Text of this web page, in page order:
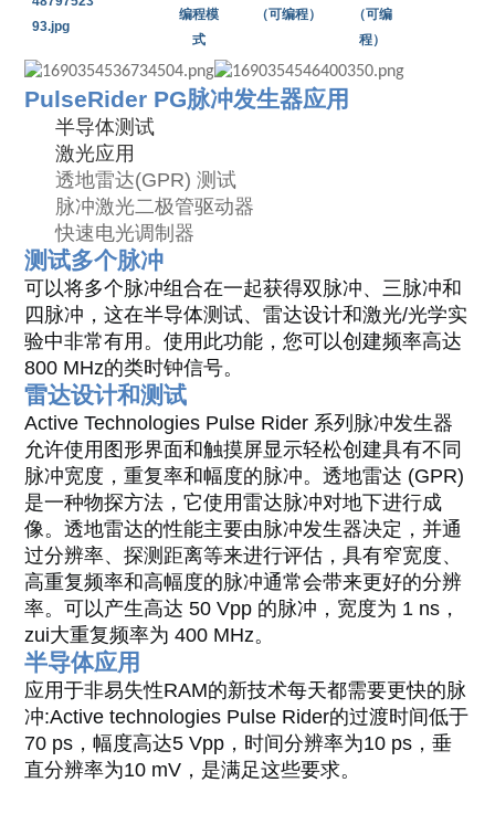
编程模
式
（可编程）
（可编
程）
PulseRider PG脉冲发生器应用
半导体测试
激光应用
透地雷达(GPR) 测试
脉冲激光二极管驱动器
快速电光调制器
测试多个脉冲
可以将多个脉冲组合在一起获得双脉冲、三脉冲和
四脉冲，这在半导体测试、雷达设计和激光/光学实
验中非常有用。使用此功能，您可以创建频率高达
800 MHz的类时钟信号。
雷达设计和测试
Active Technologies Pulse Rider 系列脉冲发生器
允许使用图形界面和触摸屏显示轻松创建具有不同
脉冲宽度，重复率和幅度的脉冲。透地雷达 (GPR)
是一种物探方法，它使用雷达脉冲对地下进行成
像。透地雷达的性能主要由脉冲发生器决定，并通
过分辨率、探测距离等来进行评估，具有窄宽度、
高重复频率和高幅度的脉冲通常会带来更好的分辨
率。可以产生高达 50 Vpp 的脉冲，宽度为 1 ns，
zui大重复频率为 400 MHz。
半导体应用
应用于非易失性RAM的新技术每天都需要更快的脉
冲:Active technologies Pulse Rider的过渡时间低于
70 ps，幅度高达5 Vpp，时间分辨率为10 ps，垂
直分辨率为10 mV，是满足这些要求。